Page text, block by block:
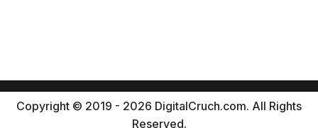
Copyright © 2019 - 2026 DigitalCruch.com. All Rights
Reserved.